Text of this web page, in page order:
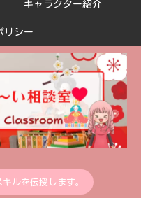
ルを伝授します。
キャラクター紹介
リシー